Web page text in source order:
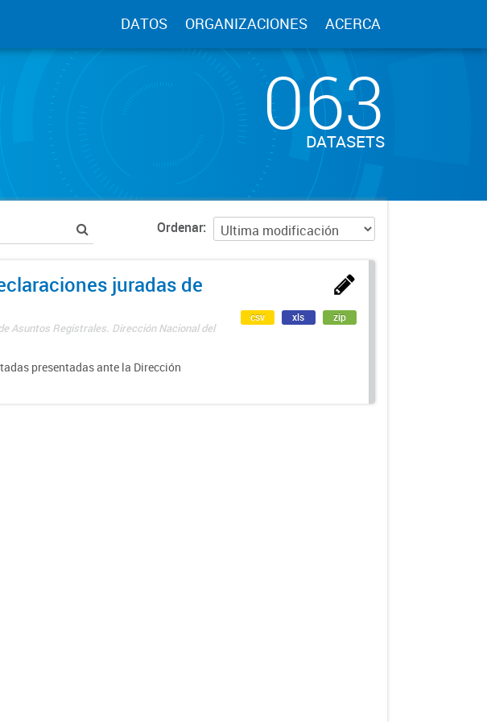
DATOS ORGANIZACIONES ACERCA
063
DATASETS
Ordenar
juradas de
Asuntos Registrales. Dirección Nacional del
presentadas ante la Dirección
csv xls zip